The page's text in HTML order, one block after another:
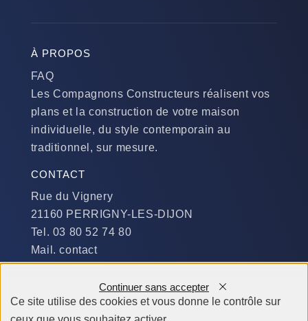
À PROPOS
FAQ
Les Compagnons Constructeurs réalisent vos
plans et la construction de votre maison
individuelle, du style contemporain au
traditionnel, sur mesure.
CONTACT
Rue du Vignery
21160 PERRIGNY-LES-DIJON
Tel. 03 80 52 74 80
Mail. contact
Du Lundi au Jeudi :
​de 9 h à 12 h et de 14 h à 19 h
Ce site utilise des cookies et vous donne le contrôle sur
Continuer sans accepter